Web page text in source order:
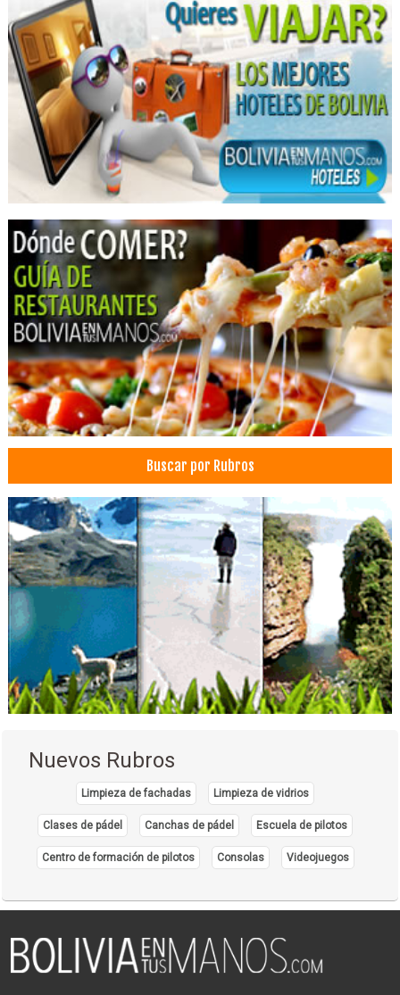
Ecografías
Médicos Cirugía Gastroenterológica
Médicos Ecografistas
Médicos Gastroenterólogos
Ortopedias
Hemodiálisis
Aeróbicos
Fitness
Gimnasios
Pilates
Fisicoculturismo
Cirugía general
Médico Cirujano
Médicos Pediatras
Profesionales
Buscar por Rubros
Nuevos Rubros
Limpieza de fachadas Limpieza de vidrios
Clases de pádel Canchas de pádel Escuela de pilotos
Centro de formación de pilotos Consolas Videojuegos